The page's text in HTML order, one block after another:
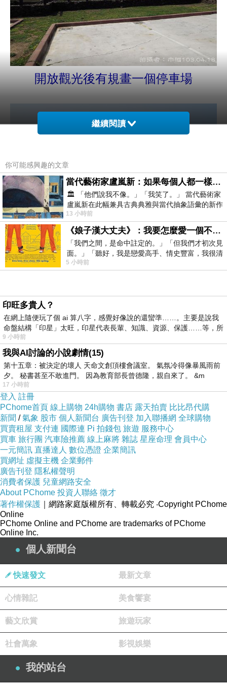
開放觀光後有規畫一個停車場
下車後，走向欄杆觀景
一架軍機從上空飛過
停車場前面是有駐軍防守的部隊
繼續閱讀
你可能感興趣的文章
當代藝術家盧嵐新：如果每個人都一樣，這世界該有多無聊？
🏛️ 「他們說我不像。」「我笑了。」 當代藝術家
盧嵐新在此幅兼具古典典雅與當代抽象語彙的新作
中，以沈靜的藍色空間為背景，描繪了
13 小時前
《娘子漢大丈夫》：我要怎麼愛一個不存在的人？
「我們之間，是命中註定的。」「但我們才初次見
面。」「聽好，我是戀愛高手、情史豐富，我很清
楚這種感覺，你我之間的那種感覺，現
5 小時前
印旺多貴人？
在網上隨便玩了個 ai 算八字，感覺好像說的還蠻準……。主要是說我
命盤結構「印星」太旺，印星代表長輩、知識、資源、保護……等，所
9 小時前
我與AI討論的小說劇情(15)
第十五章：被決定的壞人 天命文創頂樓會議室。 氣氛冷得像暴風雨前
夕。 秘書甚至不敢進門。 因為教育部長曾德隆，親自來了。 &m
17 小時前
登入 註冊
PChome首頁 線上購物 24h購物 書店 露天拍賣 比比昂代購
新聞 /氣象 股市 個人新聞台 廣告刊登 加入聯播網 全球購物
買賣租屋 支付連 國際連 Pi 拍錢包 旅遊 服務中心
買車 旅行團 汽車險推薦 線上麻將 雜誌 星座命理 會員中心
一元簡訊 直播達人 數位憑證 企業簡訊
買網址 虛擬主機 企業郵件
廣告刊登 隱私權聲明
消費者保護 兒童網路安全
About PChome 投資人聯絡 徵才
著作權保護 ｜網路家庭版權所有、轉載必究 ‧Copyright PChome
Online
PChome Online and PChome are trademarks of PChome
Online Inc.
個人新聞台
快速發文 最新文章
心情雜記 美食饗宴
藝文欣賞 旅遊玩家
社會萬象 影視娛樂
我的站台